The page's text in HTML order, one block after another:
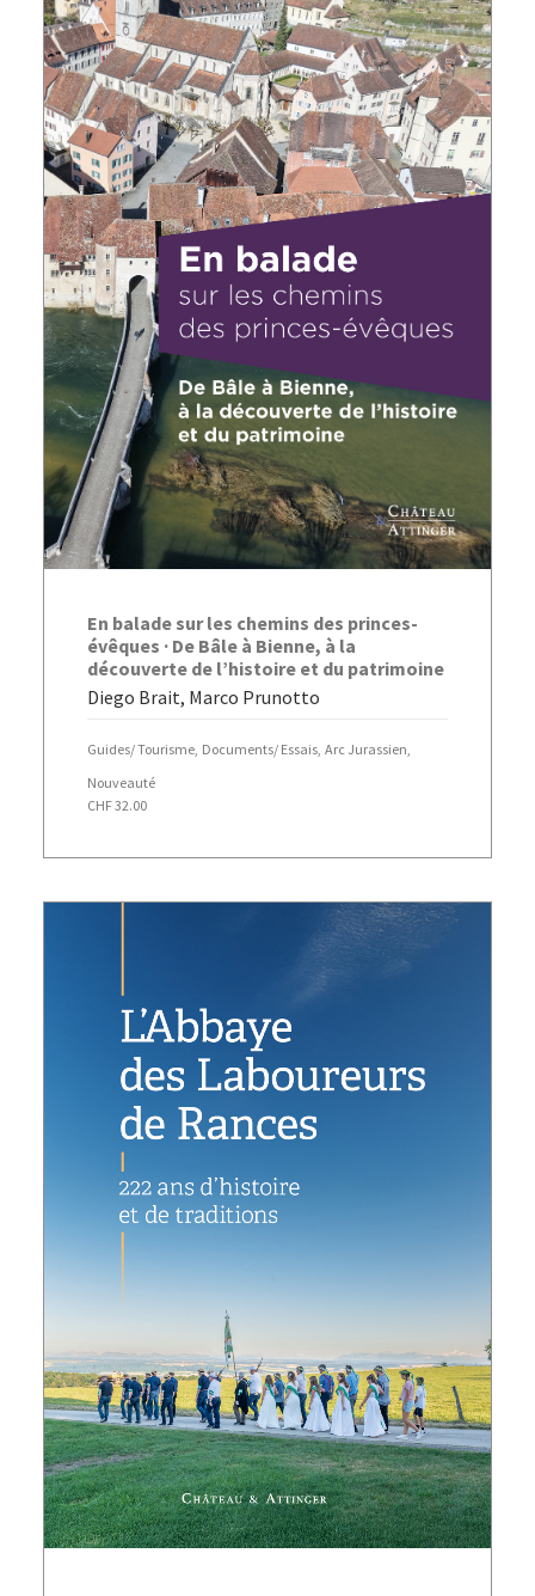
En balade sur les chemins des princes-
évêques · De Bâle à Bienne, à la
découverte de l’histoire et du patrimoine
Diego Brait, Marco Prunotto
Guides/ Tourisme, Documents/ Essais, Arc Jurassien,
Nouveauté
CHF32.00